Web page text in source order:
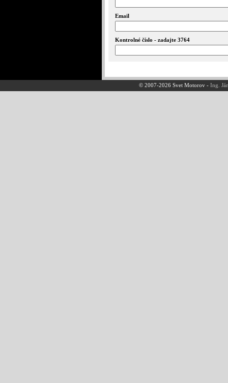
Email
Kontrolné číslo - zadajte 3764
© 2007-2026 Svet Motorov -Ing.